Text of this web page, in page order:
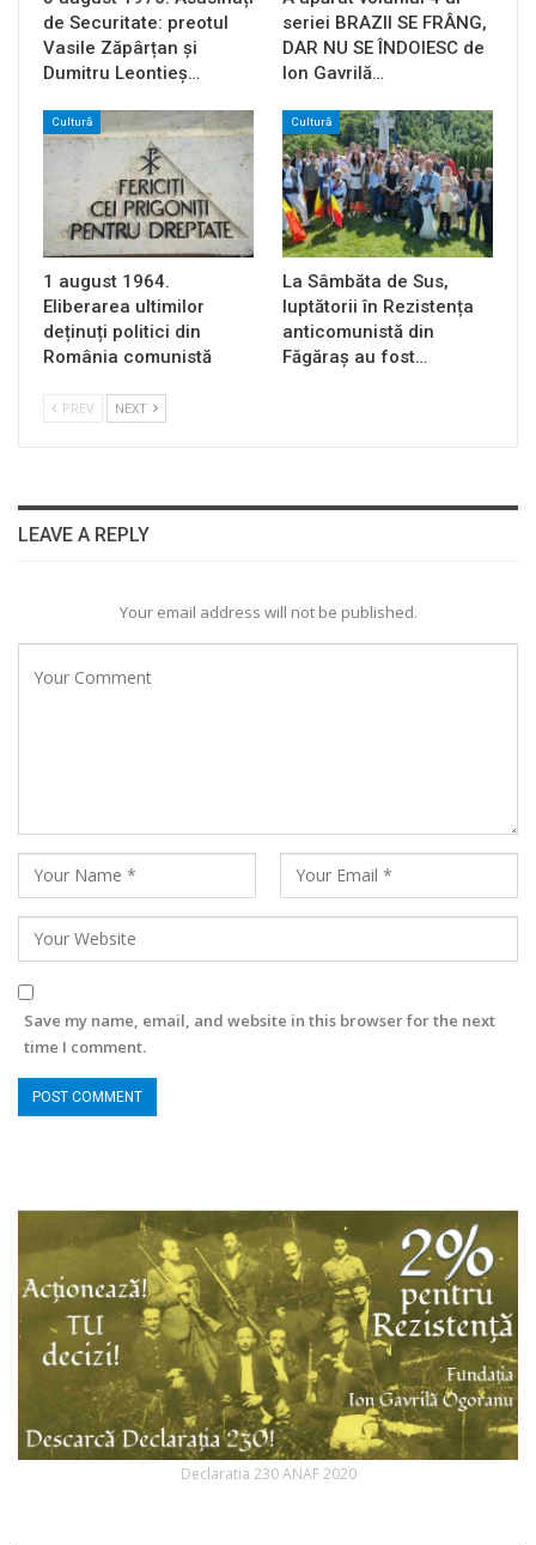
de Securitate: preotul
Vasile Zăpârțan și
Dumitru Leontieș…
seriei BRAZII SE FRÂNG,
DAR NU SE ÎNDOIESC de
Ion Gavrilă…
Cultură
1 august 1964.
Eliberarea ultimilor
deținuți politici din
România comunistă
Cultură
La Sâmbăta de Sus,
luptătorii în Rezistența
anticomunistă din
Făgăraș au fost…
PREV NEXT
LEAVE A REPLY
Your email address will not be published.
Save my name, email, and website in this browser for the next
time I comment.
Declaratia 230 ANAF 2020